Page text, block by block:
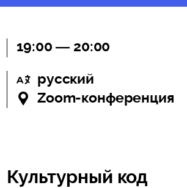
19:00 — 20:00
русский
Zoom-конференция
Культурный код